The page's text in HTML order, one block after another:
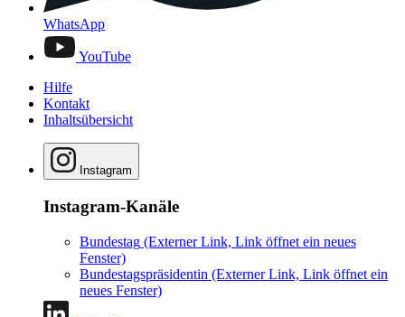
WhatsApp
YouTube
Hilfe
Kontakt
Inhaltsübersicht
Instagram
Instagram-Kanäle
Bundestag (Externer Link, Link öffnet ein neues
Fenster)
Bundestagspräsidentin (Externer Link, Link öffnet ein
neues Fenster)